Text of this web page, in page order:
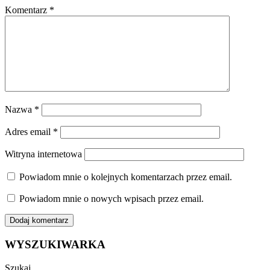
Komentarz *
Nazwa *
Adres email *
Witryna internetowa
Powiadom mnie o kolejnych komentarzach przez email.
Powiadom mnie o nowych wpisach przez email.
WYSZUKIWARKA
Szukaj